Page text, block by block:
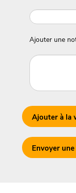
Ajouter une
Ajouter à la
Envoyer